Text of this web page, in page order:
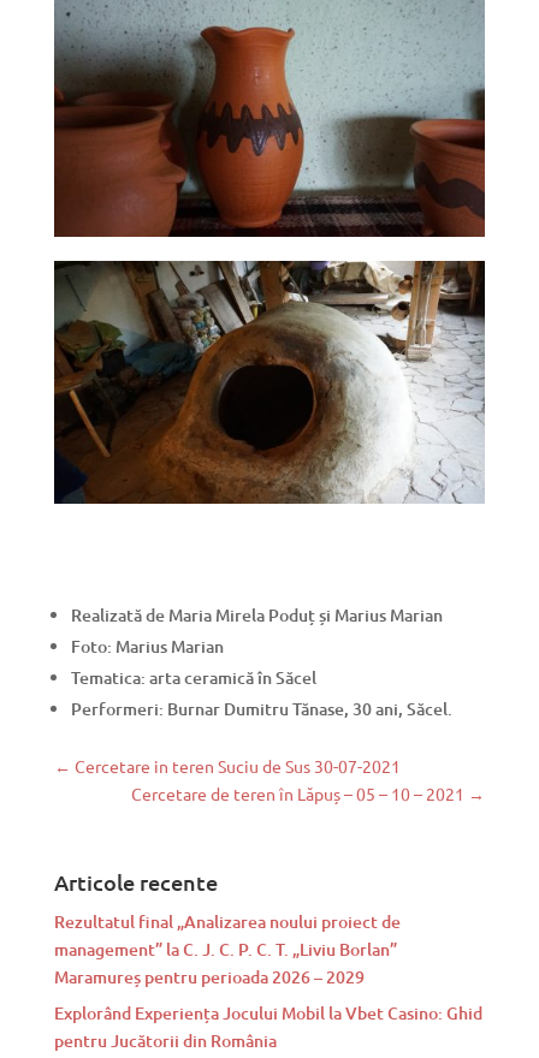
Realizată de Maria Mirela Poduț și Marius Marian
Foto: Marius Marian
Tematica: arta ceramică în Săcel
Performeri: Burnar Dumitru Tănase, 30 ani, Săcel.
← Cercetare in teren Suciu de Sus 30-07-2021
Cercetare de teren în Lăpuș – 05 – 10 – 2021 →
Articole recente
Rezultatul final „Analizarea noului proiect de
management” la C. J. C. P. C. T. „Liviu Borlan”
Maramureș pentru perioada 2026 – 2029
Explorând Experiența Jocului Mobil la Vbet Casino: Ghid
pentru Jucătorii din România